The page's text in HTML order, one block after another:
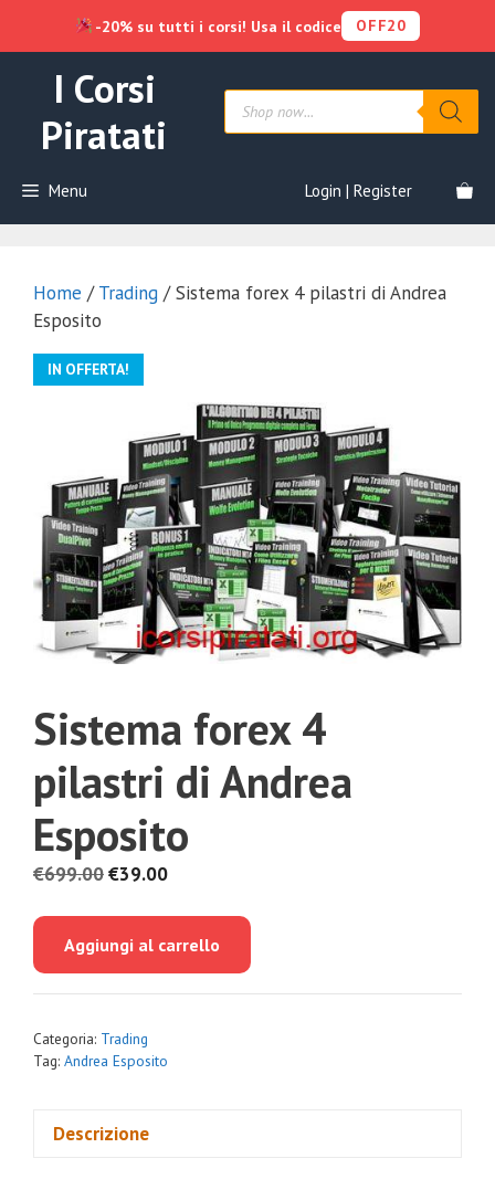
contenuto
I Corsi
Piratati
Products
search
Menu Login | Register
Home /Trading / Sistema forex 4 pilastri di Andrea
Esposito
IN OFFERTA!
Sistema forex 4
pilastri di Andrea
Esposito
€699.00Il
era:
€39.00Il
è:
Aggiungi al carrello
Categoria: Trading
Tag: Andrea Esposito
Descrizione
-20% su tutti i corsi! Usa il codice OFF20